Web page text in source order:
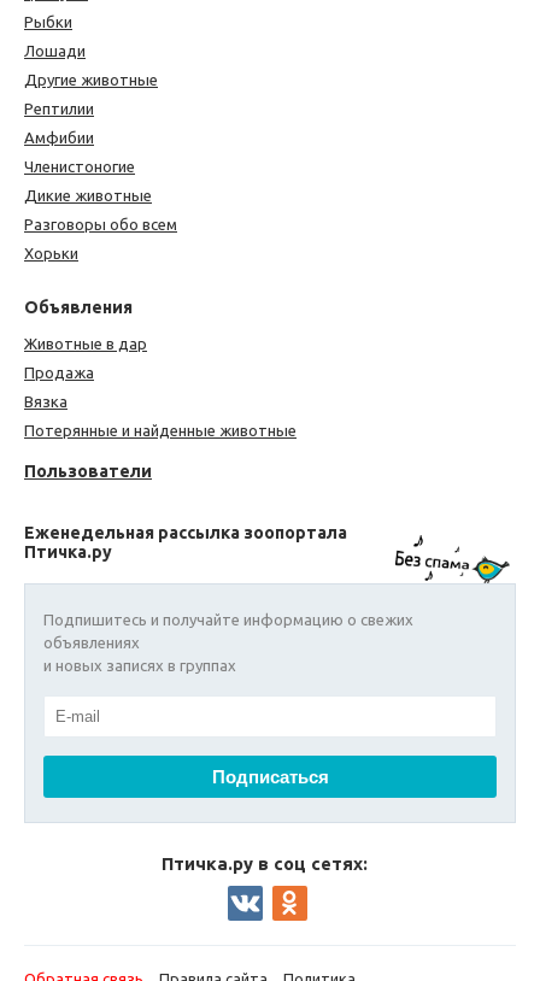
Рыбки
Лошади
Другие животные
Рептилии
Амфибии
Членистоногие
Дикие животные
Разговоры обо всем
Хорьки
Объявления
Животные в дар
Продажа
Вязка
Потерянные и найденные животные
Пользователи
Еженедельная рассылка зоопортала
Птичка.ру
Подпишитесь и получайте информацию о свежих
объявлениях
и новых записях в группах
Птичка.ру в соц сетях: